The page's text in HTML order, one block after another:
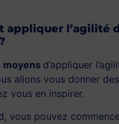
appliquer l’agilité
moyens d’appliquer
allons vous donner
vous en inspirer.
vous pouvez